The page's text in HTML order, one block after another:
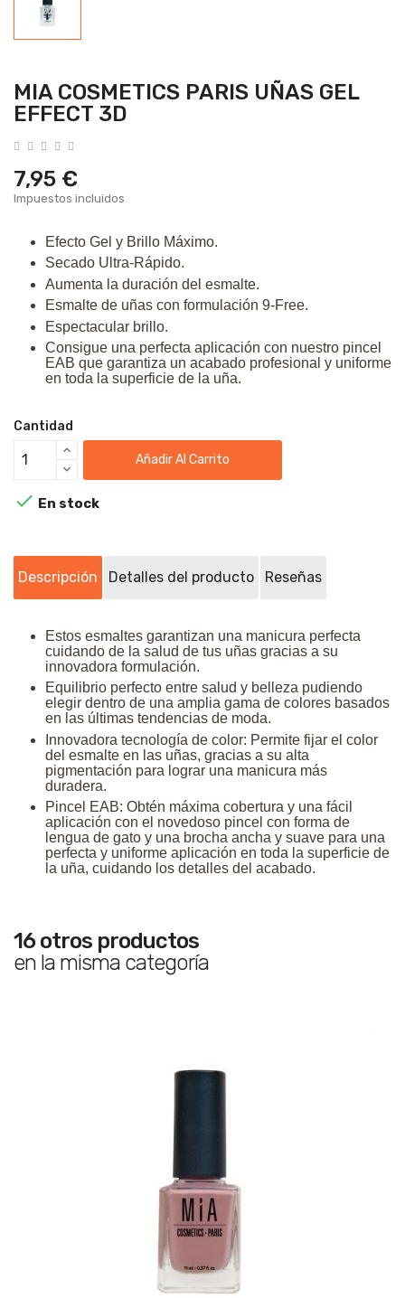
MIA COSMETICS PARIS UÑAS GEL
EFFECT 3D
7,95 €
Impuestos incluidos
Efecto Gel y Brillo Máximo.
Secado Ultra-Rápido.
Aumenta la duración del esmalte.
Esmalte de uñas con formulación 9-Free.
Espectacular brillo.
Consigue una perfecta aplicación con nuestro pincel
EAB que garantiza un acabado profesional y uniforme
en toda la superficie de la uña.
Cantidad
Añadir Al Carrito
 En stock
Descripción Detalles del producto Reseñas
Estos esmaltes garantizan una manicura perfecta
cuidando de la salud de tus uñas gracias a su
innovadora formulación.
Equilibrio perfecto entre salud y belleza pudiendo
elegir dentro de una amplia gama de colores basados
en las últimas tendencias de moda.
Innovadora tecnología de color: Permite fijar el color
del esmalte en las uñas, gracias a su alta
pigmentación para lograr una manicura más
duradera.
Pincel EAB: Obtén máxima cobertura y una fácil
aplicación con el novedoso pincel con forma de
lengua de gato y una brocha ancha y suave para una
perfecta y uniforme aplicación en toda la superficie de
la uña, cuidando los detalles del acabado.
16 otros productos
en la misma categoría